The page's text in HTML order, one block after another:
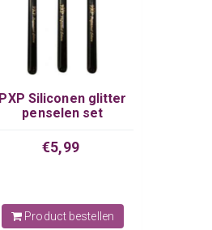
PXP Siliconen glitter
penselen set
€5,99
Product bestellen